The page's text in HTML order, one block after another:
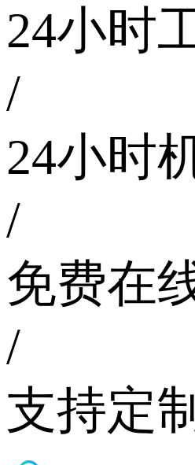
24小时
/
24小时
/
免费在
/
支持定